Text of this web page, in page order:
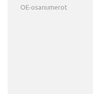
OE-osanumerot